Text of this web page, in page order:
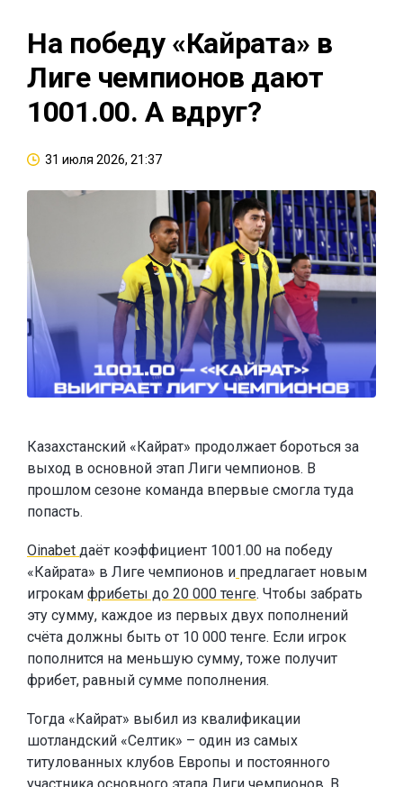
На победу «Кайрата» в
Лиге чемпионов дают
1001.00. А вдруг?
31 июля 2026, 21:37
Казахстанский «Кайрат» продолжает бороться за
выход в основной этап Лиги чемпионов. В
прошлом сезоне команда впервые смогла туда
попасть.
Oinabet даёт коэффициент 1001.00 на победу
«Кайрата» в Лиге чемпионов и предлагает новым
игрокам фрибеты до 20 000 тенге. Чтобы забрать
эту сумму, каждое из первых двух пополнений
счёта должны быть от 10 000 тенге. Если игрок
пополнится на меньшую сумму, тоже получит
фрибет, равный сумме пополнения.
Тогда «Кайрат» выбил из квалификации
шотландский «Селтик» – один из самых
титулованных клубов Европы и постоянного
участника основного этапа Лиги чемпионов. В